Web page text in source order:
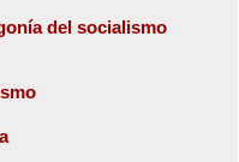
del socialismo